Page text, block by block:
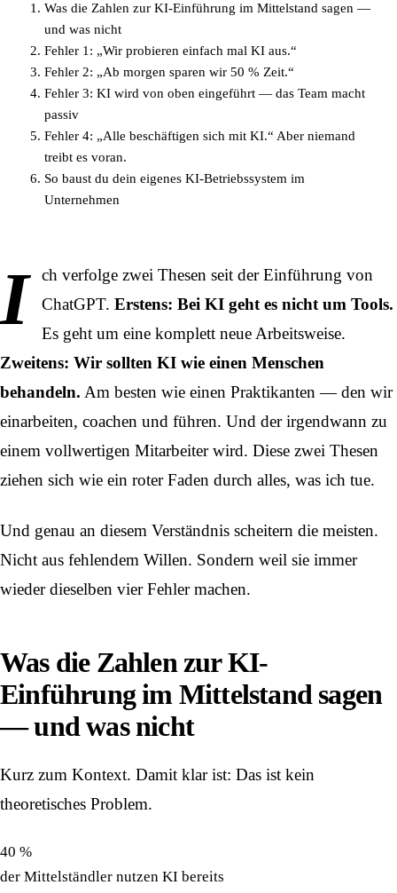
Was die Zahlen zur KI-Einführung im Mittelstand sagen —
und was nicht
Fehler 1: „Wir probieren einfach mal KI aus.“
Fehler 2: „Ab morgen sparen wir 50 % Zeit.“
Fehler 3: KI wird von oben eingeführt — das Team macht
passiv
Fehler 4: „Alle beschäftigen sich mit KI.“ Aber niemand
treibt es voran.
So baust du dein eigenes KI-Betriebssystem im
Unternehmen
I
ch verfolge zwei Thesen seit der Einführung von
ChatGPT. Erstens: Bei KI geht es nicht um Tools.
Es geht um eine komplett neue Arbeitsweise.
Zweitens: Wir sollten KI wie einen Menschen
behandeln. Am besten wie einen Praktikanten — den wir
einarbeiten, coachen und führen. Und der irgendwann zu
einem vollwertigen Mitarbeiter wird. Diese zwei Thesen
ziehen sich wie ein roter Faden durch alles, was ich tue.
Und genau an diesem Verständnis scheitern die meisten.
Nicht aus fehlendem Willen. Sondern weil sie immer
wieder dieselben vier Fehler machen.
Was die Zahlen zur KI-
Einführung im Mittelstand sagen
— und was nicht
Kurz zum Kontext. Damit klar ist: Das ist kein
theoretisches Problem.
40 %
der Mittelständler nutzen KI bereits